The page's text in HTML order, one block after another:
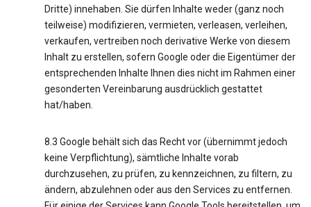
Dritte) innehaben. Sie dürfen Inhalte weder (ganz noch
teilweise) modifizieren, vermieten, verleasen, verleihen,
verkaufen, vertreiben noch derivative Werke von diesem
Inhalt zu erstellen, sofern Google oder die Eigentümer der
entsprechenden Inhalte Ihnen dies nicht im Rahmen einer
gesonderten Vereinbarung ausdrücklich gestattet
hat/haben.
8.3 Google behält sich das Recht vor (übernimmt jedoch
keine Verpflichtung), sämtliche Inhalte vorab
durchzusehen, zu prüfen, zu kennzeichnen, zu filtern, zu
ändern, abzulehnen oder aus den Services zu entfernen.